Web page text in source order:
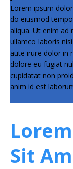
Lorem ipsum
do eiusmod tempor incididunt ut labore et dolore magna
aliqua. Ut enim ad
ullamco laboris nisi ut aliquip ex ea commodo consequat. Duis
aute irure dolor in
dolore eu fugiat nulla pariatur. Excepteur sint occaecat
cupidatat non proident, sunt in
anim id est
Sit